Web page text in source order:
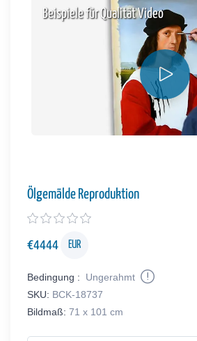
Beispiele für Qualität Video
Ölgemälde Reproduktion
€4444 EUR
Bedingung :
Ungerahmt
SKU: BCK-18737
Bildmaß: 71 x 101 cm